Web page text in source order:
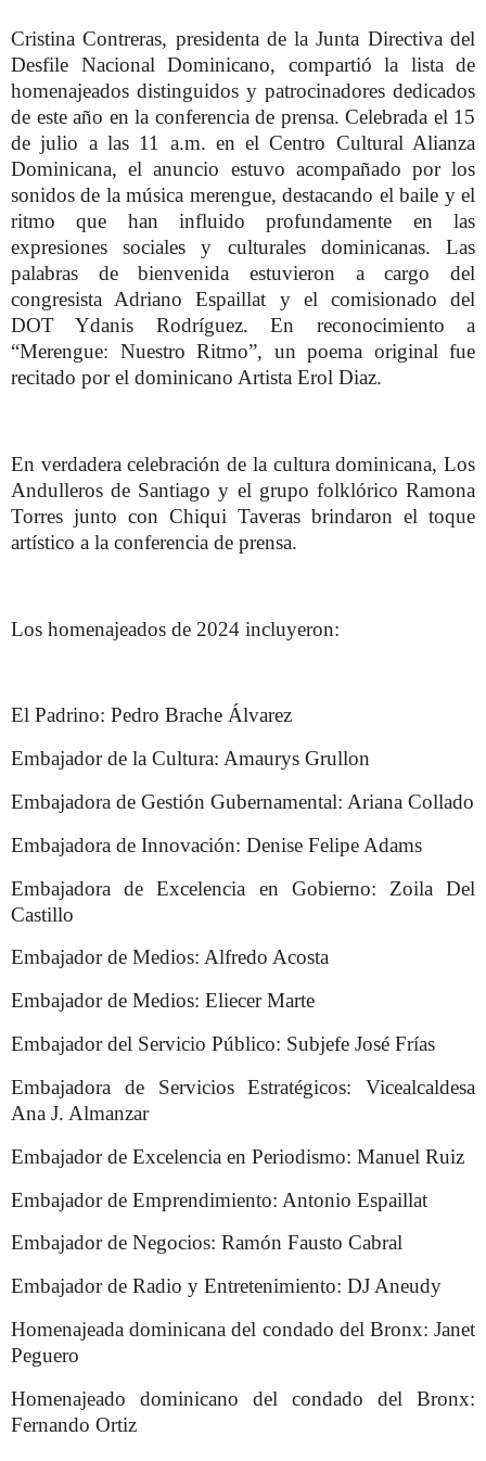
Cristina Contreras, presidenta de la Junta Directiva del
Desfile Nacional Dominicano, compartió la lista de
homenajeados distinguidos y patrocinadores dedicados
de este año en la conferencia de prensa. Celebrada el 15
de julio a las 11 a.m. en el Centro Cultural Alianza
Dominicana, el anuncio estuvo acompañado por los
sonidos de la música merengue, destacando el baile y el
ritmo que han influido profundamente en las
expresiones sociales y culturales dominicanas. Las
palabras de bienvenida estuvieron a cargo del
congresista Adriano Espaillat y el comisionado del
DOT Ydanis Rodríguez. En reconocimiento a
“Merengue: Nuestro Ritmo”, un poema original fue
recitado por el dominicano Artista Erol Diaz.
En verdadera celebración de la cultura dominicana, Los
Andulleros de Santiago y el grupo folklórico Ramona
Torres junto con Chiqui Taveras brindaron el toque
artístico a la conferencia de prensa.
Los homenajeados de 2024 incluyeron:
El Padrino: Pedro Brache Álvarez
Embajador de la Cultura: Amaurys Grullon
Embajadora de Gestión Gubernamental: Ariana Collado
Embajadora de Innovación: Denise Felipe Adams
Embajadora de Excelencia en Gobierno: Zoila Del
Castillo
Embajador de Medios: Alfredo Acosta
Embajador de Medios: Eliecer Marte
Embajador del Servicio Público: Subjefe José Frías
Embajadora de Servicios Estratégicos: Vicealcaldesa
Ana J. Almanzar
Embajador de Excelencia en Periodismo: Manuel Ruiz
Embajador de Emprendimiento: Antonio Espaillat
Embajador de Negocios: Ramón Fausto Cabral
Embajador de Radio y Entretenimiento: DJ Aneudy
Homenajeada dominicana del condado del Bronx: Janet
Peguero
Homenajeado dominicano del condado del Bronx:
Fernando Ortiz